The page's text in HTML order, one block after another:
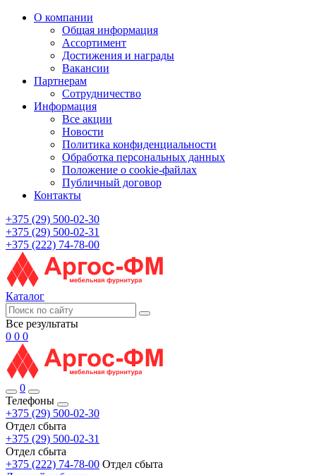
О компании
Общая информация
Ассортимент
Достижения и награды
Вакансии
Партнерам
Сотрудничество
Информация
Все акции
Новости
Политика конфиденциальности
Обработка персональных данных
Положение о cookie-файлах
Публичный договор
Контакты
+375 (29) 500-02-30
+375 (29) 500-02-31
+375 (222) 74-78-00
Каталог
Все результаты
0 0 0
0
Телефоны
+375 (29) 500-02-30
Отдел сбыта
+375 (29) 500-02-31
Отдел сбыта
+375 (222) 74-78-00 Отдел сбыта